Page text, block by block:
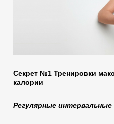
Секрет №1 Тренировки
калории
Регулярные